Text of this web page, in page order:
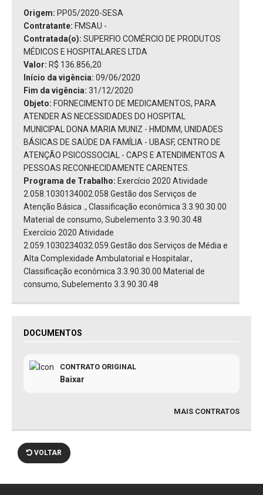
Origem: PP05/2020-SESA
Contratante: FMSAU -
Contratada(o): SUPERFIO COMÉRCIO DE PRODUTOS
MÉDICOS E HOSPITALARES LTDA
Valor: R$ 136.856,20
Início da vigência: 09/06/2020
Fim da vigência: 31/12/2020
Objeto: FORNECIMENTO DE MEDICAMENTOS, PARA
ATENDER AS NECESSIDADES DO HOSPITAL
MUNICIPAL DONA MARIA MUNIZ - HMDMM, UNIDADES
BÁSICAS DE SAÚDE DA FAMÍLIA - UBASF, CENTRO DE
ATENÇÃO PSICOSSOCIAL - CAPS E ATENDIMENTOS A
PESSOAS RECONHECIDAMENTE CARENTES.
Programa de Trabalho: Exercício 2020 Atividade
2.058.1030134002.058.Gestão dos Serviços de
Atenção Básica ., Classificação econômica 3.3.90.30.00
Material de consumo, Subelemento 3.3.90.30.48
Exercício 2020 Atividade
2.059.1030234032.059.Gestão dos Serviços de Média e
Alta Complexidade Ambulatorial e Hospitalar.,
Classificação econômica 3.3.90.30.00 Material de
consumo, Subelemento 3.3.90.30.48
DOCUMENTOS
CONTRATO ORIGINAL
Baixar
MAIS CONTRATOS
VOLTAR